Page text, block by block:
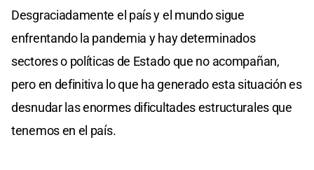
Desgraciadamente el país y el mundo sigue
enfrentando la pandemia y hay determinados
sectores o políticas de Estado que no acompañan,
pero en definitiva lo que ha generado esta situación es
desnudar las enormes dificultades estructurales que
tenemos en el país.